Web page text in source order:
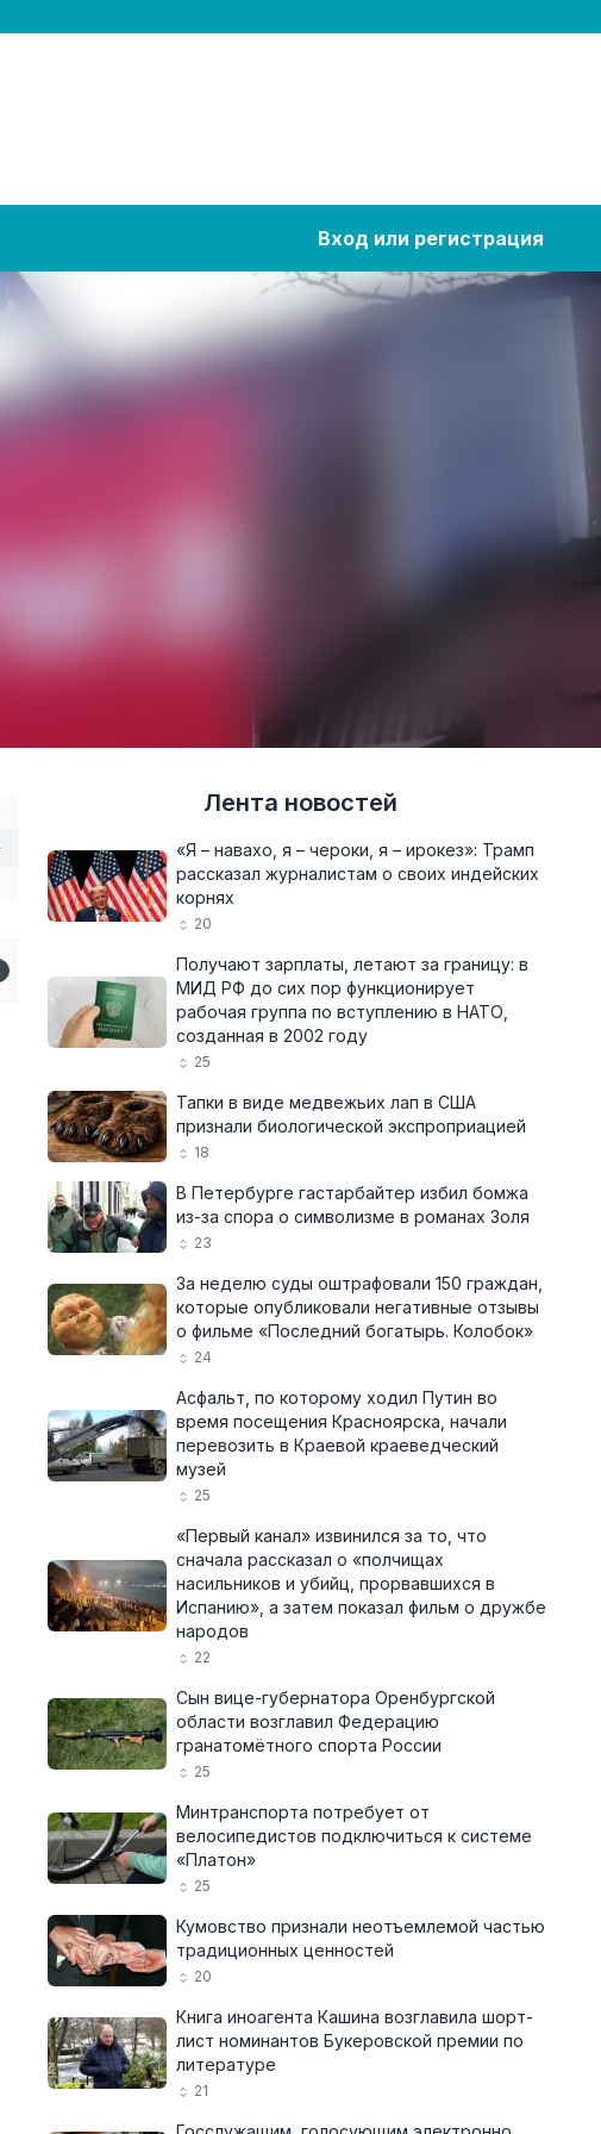
Вход или регистрация
Лента новостей
«Я – навахо, я – чероки, я – ирокез»: Трамп
рассказал журналистам о своих индейских
корнях
20
Получают зарплаты, летают за границу: в
МИД РФ до сих пор функционирует
рабочая группа по вступлению в НАТО,
созданная в 2002 году
25
Тапки в виде медвежьих лап в США
признали биологической экспроприацией
18
В Петербурге гастарбайтер избил бомжа
из-за спора о символизме в романах Золя
23
За неделю суды оштрафовали 150 граждан,
которые опубликовали негативные отзывы
о фильме «Последний богатырь. Колобок»
24
Асфальт, по которому ходил Путин во
время посещения Красноярска, начали
перевозить в Краевой краеведческий
музей
25
«Первый канал» извинился за то, что
сначала рассказал о «полчищах
насильников и убийц, прорвавшихся в
Испанию», а затем показал фильм о дружбе
народов
22
Сын вице-губернатора Оренбургской
области возглавил Федерацию
гранатомётного спорта России
25
Минтранспорта потребует от
велосипедистов подключиться к системе
«Платон»
25
Кумовство признали неотъемлемой частью
традиционных ценностей
20
Книга иноагента Кашина возглавила шорт-
лист номинантов Букеровской премии по
литературе
21